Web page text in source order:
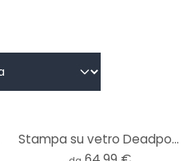
Stampa su vetro Deadpool - Mielu